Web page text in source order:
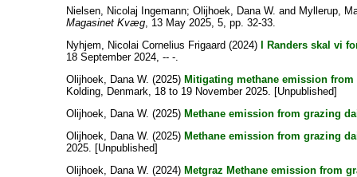
Nielsen, Nicolaj Ingemann;Olijhoek, Dana W. and Myllerup,
Magasinet Kvæg, 13 May 2025, 5, pp. 32-33.
Nyhjem, Nicolai Cornelius Frigaard (2024)
I Randers skal vi
18 September 2024, -- -.
Olijhoek, Dana W. (2025) Mitigating methane emission
Kolding, Denmark, 18 to 19 November 2025. [Unpublished]
Olijhoek, Dana W. (2025) Methane emission from grazing
Olijhoek, Dana W. (2025) Methane emission from grazing
2025. [Unpublished]
Olijhoek, Dana W. (2024) Metgraz Methane emission from